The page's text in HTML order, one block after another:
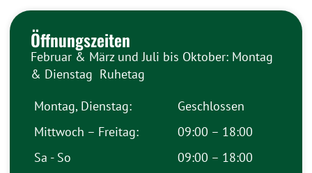
Öffnungszeiten
Februar & März und Juli bis Oktober: Montag
& Dienstag Ruhetag
Montag, Dienstag:
Geschlossen
Mittwoch – Freitag:
09:00 – 18:00
Sa - So
09:00 – 18:00